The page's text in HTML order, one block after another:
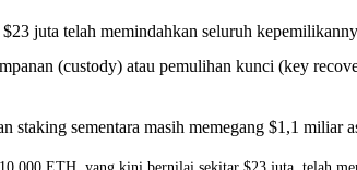
juta telah memindahkan seluruh
(custody) atau pemulihan kunci (key
sementara masih memegang $1,1 miliar